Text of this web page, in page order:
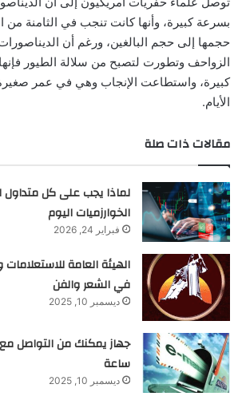
بسرعة كبيرة، وأنها كانت تنجب في الثامنة
حجمها إلى حجم البالغين، ورغم أن
الزواحف وتطورت لتصبح من سلالة الطيور
كبيرة، واستطاعت الإنجاب وهي في عمر
الأيام.
مقالات ذات صلة
لماذا يجب على كل متداول
الخوارزميات اليوم
فبراير 24, 2026
الهيئة العامة
في الشعر والفن
ديسمبر 10, 2025
ساعة
ديسمبر 10, 2025